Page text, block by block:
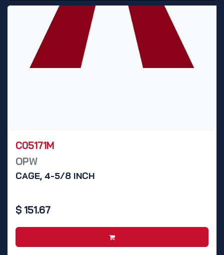
C05171M
OPW
CAGE, 4-5/8 INCH
$ 151.67